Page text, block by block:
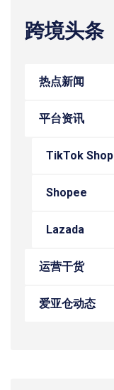
跨境头条
热点新闻
平台资讯
TikTok Shop
Shopee
Lazada
运营干货
爱亚仓动态